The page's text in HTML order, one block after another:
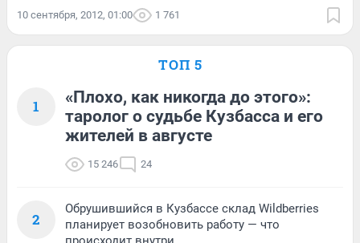
10 сентября, 2012, 01:00 1 761
ТОП 5
1
«Плохо, как никогда до этого»:
таролог о судьбе Кузбасса и его
жителей в августе
15 246 24
2
Обрушившийся в Кузбассе склад Wildberries
планирует возобновить работу — что